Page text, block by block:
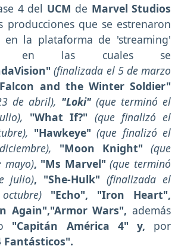
4 del UCM de Marvel Studios
producciones que se estrenaron
en la plataforma de 'streaming'
las cuales se
(finalizada el 5 de marzo
and the Winter Soldier"
de abril), "Loki" (que terminó el
"What If?" (que finalizó el
"Hawkeye" (que finalizó el
"Moon Knight" (que
mayo), "Ms Marvel"(que terminó
julio), "She-Hulk"(finalizada el
"Echo", "Iron Heart",
Again","Armor Wars", además
"Capitán América 4" y, por
Fantásticos".